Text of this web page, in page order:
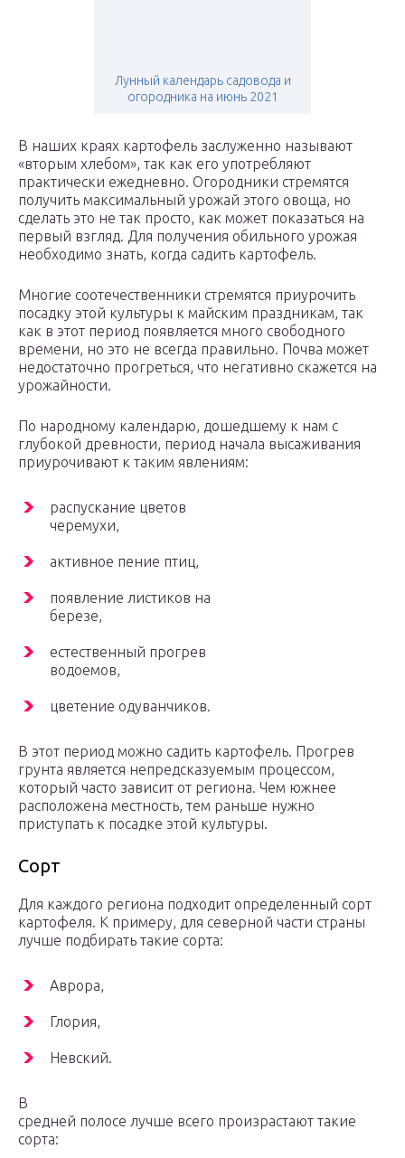
Лунный календарь садовода и
огородника на июнь 2021
В наших краях картофель заслуженно называют
«вторым хлебом», так как его употребляют
практически ежедневно. Огородники стремятся
получить максимальный урожай этого овоща, но
сделать это не так просто, как может показаться на
первый взгляд. Для получения обильного урожая
необходимо знать, когда садить картофель.
Многие соотечественники стремятся приурочить
посадку этой культуры к майским праздникам, так
как в этот период появляется много свободного
времени, но это не всегда правильно. Почва может
недостаточно прогреться, что негативно скажется на
урожайности.
По народному календарю, дошедшему к нам с
глубокой древности, период начала высаживания
приурочивают к таким явлениям:
распускание цветов
черемухи,
активное пение птиц,
появление листиков на
березе,
естественный прогрев
водоемов,
цветение одуванчиков.
В этот период можно садить картофель. Прогрев
грунта является непредсказуемым процессом,
который часто зависит от региона. Чем южнее
расположена местность, тем раньше нужно
приступать к посадке этой культуры.
Сорт
Для каждого региона подходит определенный сорт
картофеля. К примеру, для северной части страны
лучше подбирать такие сорта:
Аврора,
Глория,
Невский.
В
средней полосе лучше всего произрастают такие
сорта: